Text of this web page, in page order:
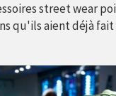
street wear
qu'ils aient déjà